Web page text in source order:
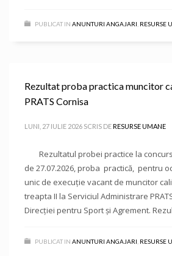
PUBLICAT IN ANUNTURI ANGAJARI RESURSE
Rezultat proba practica muncitor
PRATS Cornisa
LUNI, 27 IULIE 2026 SCRIS DERESURSE UMANE
Rezultatul probei practice la
de 27.07.2026, proba practică, pentru
unic de execuție vacant de muncitor
treapta II la Serviciul Administrare
Direcției pentru Sport și Agrement.
PUBLICAT IN ANUNTURI ANGAJARI RESURSE